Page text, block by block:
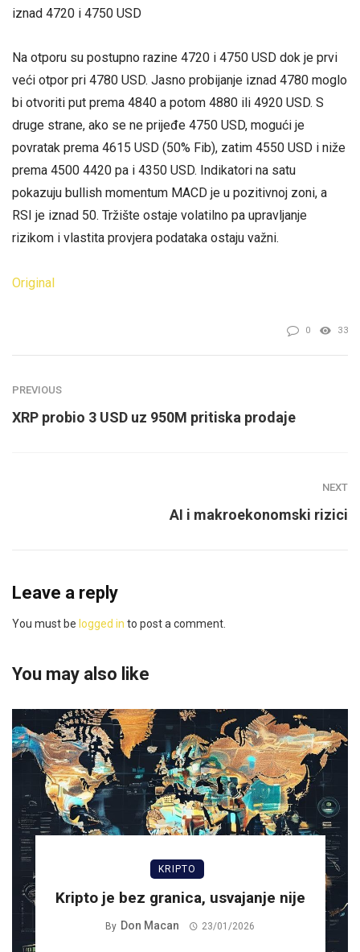
iznad 4720 i 4750 USD
Na otporu su postupno razine 4720 i 4750 USD dok je prvi
veći otpor pri 4780 USD. Jasno probijanje iznad 4780 moglo
bi otvoriti put prema 4840 a potom 4880 ili 4920 USD. S
druge strane, ako se ne prijeđe 4750 USD, mogući je
povratak prema 4615 USD (50% Fib), zatim 4550 USD i niže
prema 4500 4420 pa i 4350 USD. Indikatori na satu
pokazuju bullish momentum MACD je u pozitivnoj zoni, a
RSI je iznad 50. Tržište ostaje volatilno pa upravljanje
rizikom i vlastita provjera podataka ostaju važni.
Original
0 33
PREVIOUS
XRP probio 3 USD uz 950M pritiska prodaje
NEXT
AI i makroekonomski rizici
Leave a reply
You must be logged in to post a comment.
You may also like
KRIPTO
Kripto je bez granica, usvajanje nije
By Don Macan 23/01/2026